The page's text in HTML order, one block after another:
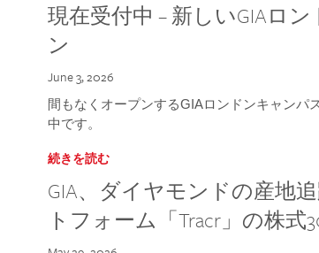
現在受付中 – 新しいGIAロ
ン
June 3, 2026
間もなくオープンするGIAロンドンキャンパ
中です。
続きを読む
GIA、ダイヤモンドの産地
トフォーム「Tracr」の株式